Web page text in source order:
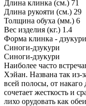
Длина клинка (см.) 71
Длина рукояти (см.) 29
Толщина обуха (мм.) 6
Вес изделия (кг.) 1.4
Форма клинка - дзукури
Синоги-дзукури
Синоги-дзукури
Наиболее часто
Хэйан. Названа так из-
всей полосы, от накаго
сочетает жесткость и
лихо орудовать как